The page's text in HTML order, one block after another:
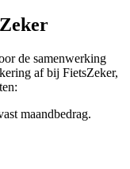
de samenwerking
af bij FietsZeker,
maandbedrag.